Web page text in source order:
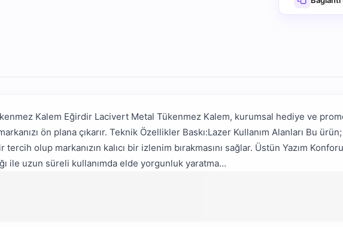
Kalem Eğirdir Lacivert Metal Tükenmez Kalem, kurumsal hediye ve
ön plana çıkarır. Teknik Özellikler Baskı:Lazer Kullanım Alanları Bu
tercih olup markanızın kalıcı bir izlenim bırakmasını sağlar. Üstün Yazım
ile uzun süreli kullanımda elde yorgunluk yaratma…